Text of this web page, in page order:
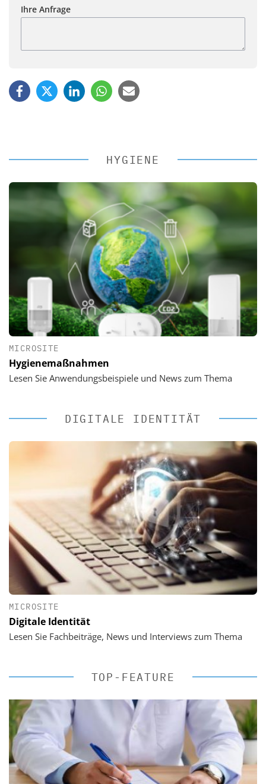
Ihre Anfrage
HYGIENE
MICROSITE
Hygienemaßnahmen
Lesen Sie Anwendungsbeispiele und News zum Thema
DIGITALE IDENTITÄT
MICROSITE
Digitale Identität
Lesen Sie Fachbeiträge, News und Interviews zum Thema
TOP-FEATURE